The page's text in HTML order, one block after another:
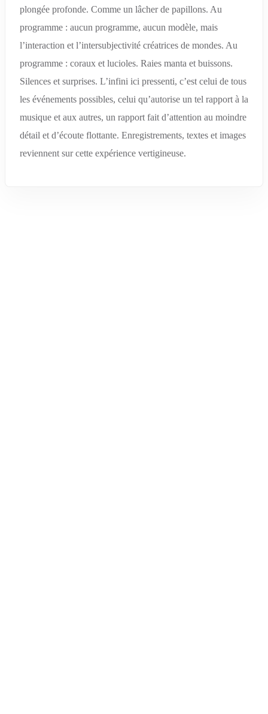
plongée profonde. Comme un lâcher de papillons. Au
programme : aucun programme, aucun modèle, mais
l’interaction et l’intersubjectivité créatrices de mondes. Au
programme : coraux et lucioles. Raies manta et buissons.
Silences et surprises. L’infini ici pressenti, c’est celui de tous
les événements possibles, celui qu’autorise un tel rapport à la
musique et aux autres, un rapport fait d’attention au moindre
détail et d’écoute flottante. Enregistrements, textes et images
reviennent sur cette expérience vertigineuse.